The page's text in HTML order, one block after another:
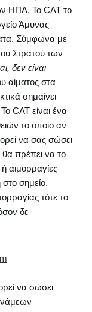
ΗΠΑ. Το CAT το
Άμυνας
Σύμφωνα με
Στρατού των
δεν είναι
αίματος στα
σημαίνει
CAT είναι ένα
το οποίο αν
να σας σώσει
πρέπει να το
αιμορραγίες
σημείο.
τότε το
δε
να σώσει